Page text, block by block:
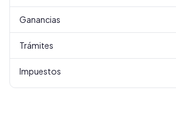
Ganancias
Trámites
Impuestos